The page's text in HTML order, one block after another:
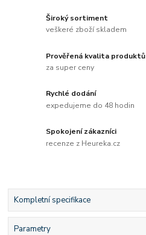
Široký sortiment
veškeré zboží skladem
Prověřená kvalita produktů
za super ceny
Rychlé dodání
expedujeme do 48 hodin
Spokojení zákazníci
recenze z Heureka.cz
Kompletní specifikace
Parametry